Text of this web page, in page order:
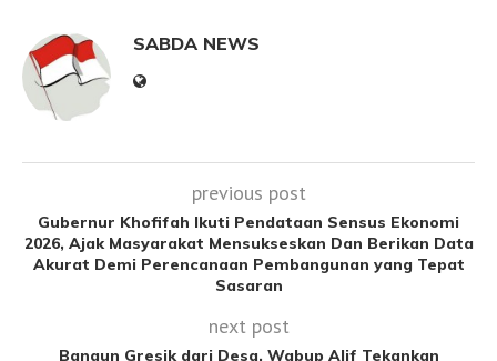
SABDA NEWS
previous post
Gubernur Khofifah Ikuti Pendataan Sensus Ekonomi
2026, Ajak Masyarakat Mensukseskan Dan Berikan Data
Akurat Demi Perencanaan Pembangunan yang Tepat
Sasaran
next post
Bangun Gresik dari Desa, Wabup Alif Tekankan